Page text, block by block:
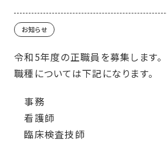
お知らせ
令和5年度の正職員を募集します。
職種については下記になります。
事務
看護師
臨床検査技師